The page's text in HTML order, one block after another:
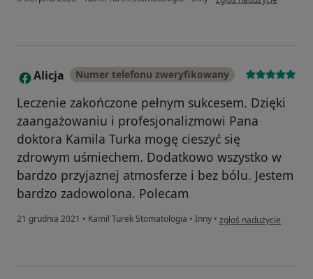
A Alicja Numer telefonu zweryfikowany
Leczenie zakończone pełnym sukcesem. Dzięki
zaangażowaniu i profesjonalizmowi Pana
doktora Kamila Turka mogę cieszyć się
zdrowym uśmiechem. Dodatkowo wszystko w
bardzo przyjaznej atmosferze i bez bólu. Jestem
bardzo zadowolona. Polecam
21 grudnia 2021 • Kamil Turek Stomatologia • Inny • w opinii użytkownika
zgłoś nadużycie